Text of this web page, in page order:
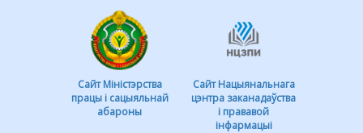
Сайт Міністэрства
працы і сацыяльнай
абароны
Сайт Нацыянальнага
цэнтра заканадаўства
і прававой
інфармацыі